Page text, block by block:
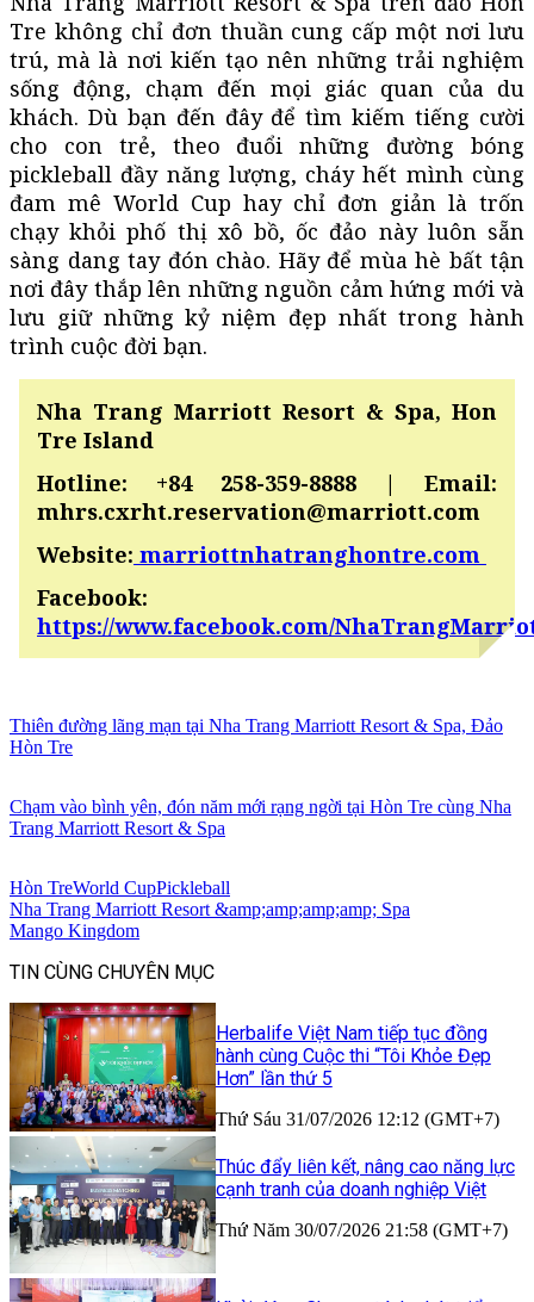
Tre không chỉ đơn thuần cung cấp một nơi lưu
trú, mà là nơi kiến tạo nên những trải nghiệm
sống động, chạm đến mọi giác quan của du
khách. Dù bạn đến đây để tìm kiếm tiếng cười
cho con trẻ, theo đuổi những đường bóng
pickleball đầy năng lượng, cháy hết mình cùng
đam mê World Cup hay chỉ đơn giản là trốn
chạy khỏi phố thị xô bồ, ốc đảo này luôn sẵn
sàng dang tay đón chào. Hãy để mùa hè bất tận
nơi đây thắp lên những nguồn cảm hứng mới và
lưu giữ những kỷ niệm đẹp nhất trong hành
trình cuộc đời bạn.
Nha Trang Marriott Resort & Spa, Hon
Tre Island
Hotline: +84 258-359-8888 | Email:
mhrs.cxrht.reservation@marriott.com
Website: marriottnhatranghontre.com
Facebook:
https://www.facebook.com/
Thiên đường lãng mạn tại Nha Trang Marriott Resort & Spa, Đảo
Hòn Tre
Chạm vào bình yên, đón năm mới rạng ngời tại Hòn Tre cùng Nha
Trang Marriott Resort & Spa
Hòn TreWorld CupPickleball
Nha Trang Marriott Resort &amp;amp;amp;amp; Spa
Mango Kingdom
TIN CÙNG CHUYÊN MỤC
Herbalife Việt Nam tiếp tục đồng
hành cùng Cuộc thi “Tôi Khỏe Đẹp
Hơn” lần thứ 5
Thứ Sáu 31/07/2026 12:12 (GMT+7)
Thúc đẩy liên kết, nâng cao năng lực
cạnh tranh của doanh nghiệp Việt
Thứ Năm 30/07/2026 21:58 (GMT+7)